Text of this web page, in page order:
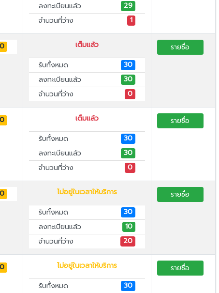
ลงทะเบียนแล้ว
29
จำนวนที่ว่าง
1
เต็มแล้ว
รับทั้งหมด
30
ลงทะเบียนแล้ว
30
จำนวนที่ว่าง
0
รายชื่อ
เต็มแล้ว
รับทั้งหมด
30
ลงทะเบียนแล้ว
30
จำนวนที่ว่าง
0
รายชื่อ
ไม่อยู่ในเวลาให้บริการ
รับทั้งหมด
30
ลงทะเบียนแล้ว
10
จำนวนที่ว่าง
20
รายชื่อ
ไม่อยู่ในเวลาให้บริการ
รับทั้งหมด
30
รายชื่อ